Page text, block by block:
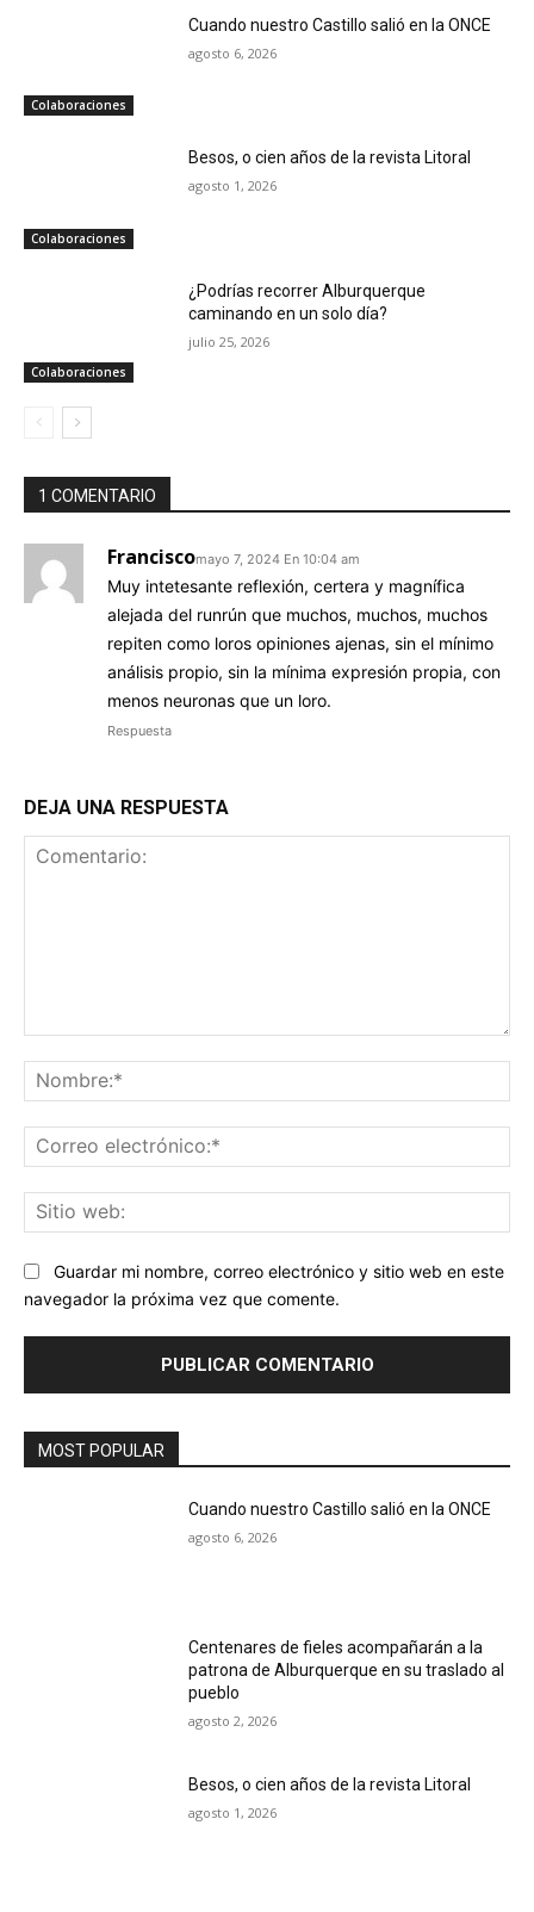
Colaboraciones
Cuando nuestro Castillo salió en la ONCE
agosto 6, 2026
Colaboraciones
Besos, o cien años de la revista Litoral
agosto 1, 2026
Colaboraciones
¿Podrías recorrer Alburquerque
caminando en un solo día?
julio 25, 2026
1 COMENTARIO
Franciscomayo 7, 2024 En 10:04 am
Muy intetesante reflexión, certera y magnífica
alejada del runrún que muchos, muchos, muchos
repiten como loros opiniones ajenas, sin el mínimo
análisis propio, sin la mínima expresión propia, con
menos neuronas que un loro.
Respuesta
DEJA UNA RESPUESTA
Guardar mi nombre, correo electrónico y sitio web en este
navegador la próxima vez que comente.
MOST POPULAR
Cuando nuestro Castillo salió en la ONCE
agosto 6, 2026
Centenares de fieles acompañarán a la
patrona de Alburquerque en su traslado al
pueblo
agosto 2, 2026
Besos, o cien años de la revista Litoral
agosto 1, 2026